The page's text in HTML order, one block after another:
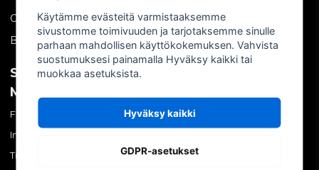
Ostoehdot
Blogi
SOSIAALINEN
MEDIA
Facebook
Instagram
TikTok
Kirjaudu sisään
Käytämme evästeitä varmistaaksemme
sivustomme toimivuuden ja tarjotaksemme sinulle
parhaan mahdollisen käyttökokemuksen. Vahvista
suostumuksesi painamalla Hyväksy kaikki tai
muokkaa asetuksista.
Hyväksy kaikki
GDPR-asetukset